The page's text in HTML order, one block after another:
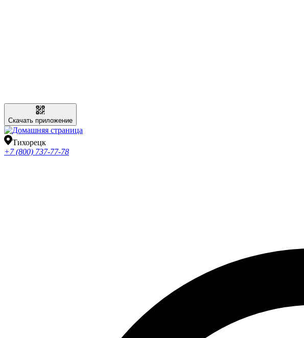
Скачать приложение
Тихорецк
+7 (800) 737-77-78